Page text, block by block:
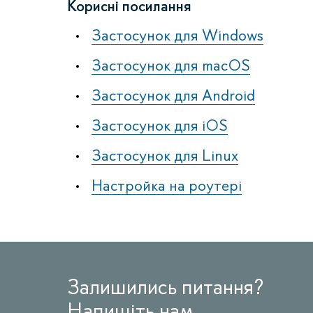
Корисні посилання
Застосунок для Windows
Застосунок для macOS
Застосунок для Android
Застосунок для iOS
Застосунок для Linux
Настройка на роутері
Залишились питання?